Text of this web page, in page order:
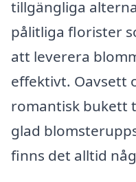
tillgängliga
pålitliga florister
att leverera
effektivt. Oavsett
romantisk bukett
glad
finns det alltid